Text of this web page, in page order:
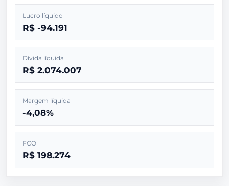
Lucro líquido
R$ -94.191
Dívida líquida
R$ 2.074.007
Margem líquida
-4,08%
FCO
R$ 198.274